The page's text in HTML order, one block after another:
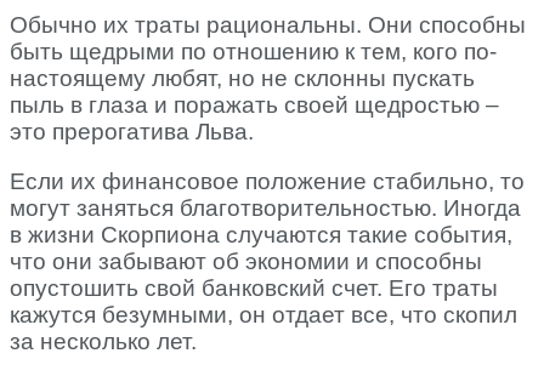
Обычно их траты рациональны. Они способны
быть щедрыми по отношению к тем, кого по-
настоящему любят, но не склонны пускать
пыль в глаза и поражать своей щедростью –
это прерогатива Льва.
Если их финансовое положение стабильно, то
могут заняться благотворительностью. Иногда
в жизни Скорпиона случаются такие события,
что они забывают об экономии и способны
опустошить свой банковский счет. Его траты
кажутся безумными, он отдает все, что скопил
за несколько лет.